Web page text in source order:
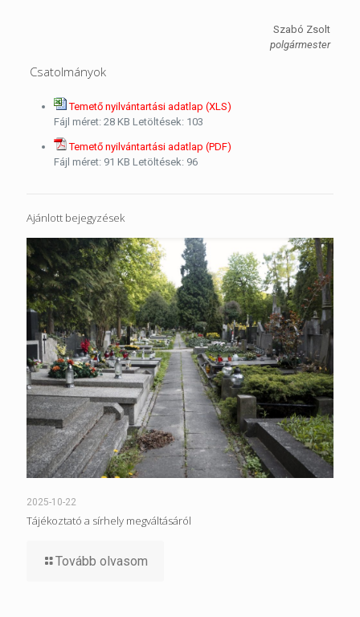
Szabó Zsolt
polgármester
Csatolmányok
Temető nyilvántartási adatlap (XLS)
Fájl méret: 28 KB Letöltések: 103
Temető nyilvántartási adatlap (PDF)
Fájl méret: 91 KB Letöltések: 96
Ajánlott bejegyzések
2025-10-22
Tájékoztató a sírhely megváltásáról
Tovább olvasom